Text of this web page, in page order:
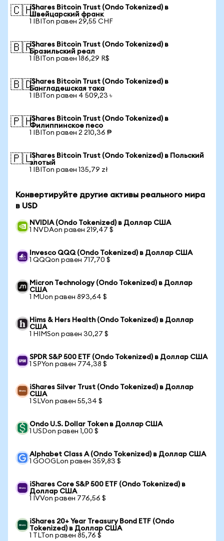
🇨🇭iShares Bitcoin Trust (Ondo Tokenized) в
Швейцарский франк
1 IBITon равен 29,55 CHF
🇧🇷iShares Bitcoin Trust (Ondo Tokenized) в
Бразильский реал
1 IBITon равен 186,29 R$
🇧🇩iShares Bitcoin Trust (Ondo Tokenized) в
Бангладешская така
1 IBITon равен 4 509,23 ৳
🇵🇭iShares Bitcoin Trust (Ondo Tokenized) в
Филиппинское песо
1 IBITon равен 2 210,36 ₱
🇵🇱iShares Bitcoin Trust (Ondo Tokenized) в Польский
злотый
1 IBITon равен 135,79 zł
Конвертируйте другие активы реального мира
в USD
NVIDIA (Ondo Tokenized) в Доллар США
1 NVDAon равен 219,47 $
Invesco QQQ (Ondo Tokenized) в Доллар США
1 QQQon равен 717,70 $
Micron Technology (Ondo Tokenized) в Доллар
США
1 MUon равен 893,64 $
Hims & Hers Health (Ondo Tokenized) в Доллар
США
1 HIMSon равен 30,27 $
SPDR S&P 500 ETF (Ondo Tokenized) в Доллар США
1 SPYon равен 774,38 $
iShares Silver Trust (Ondo Tokenized) в Доллар
США
1 SLVon равен 55,34 $
Ondo U.S. Dollar Token в Доллар США
1 USDon равен 1,00 $
Alphabet Class A (Ondo Tokenized) в Доллар США
1 GOOGLon равен 359,83 $
iShares Core S&P 500 ETF (Ondo Tokenized) в
Доллар США
1 IVVon равен 776,56 $
iShares 20+ Year Treasury Bond ETF (Ondo
Tokenized) в Доллар США
1 TLTon равен 85,76 $